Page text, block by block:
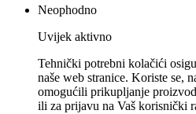
Neophodno
Uvijek aktivno
Tehnički potrebni kolačići
naše web stranice. Koriste se,
omogućili prikupljanje
ili za prijavu na Vaš korisnički